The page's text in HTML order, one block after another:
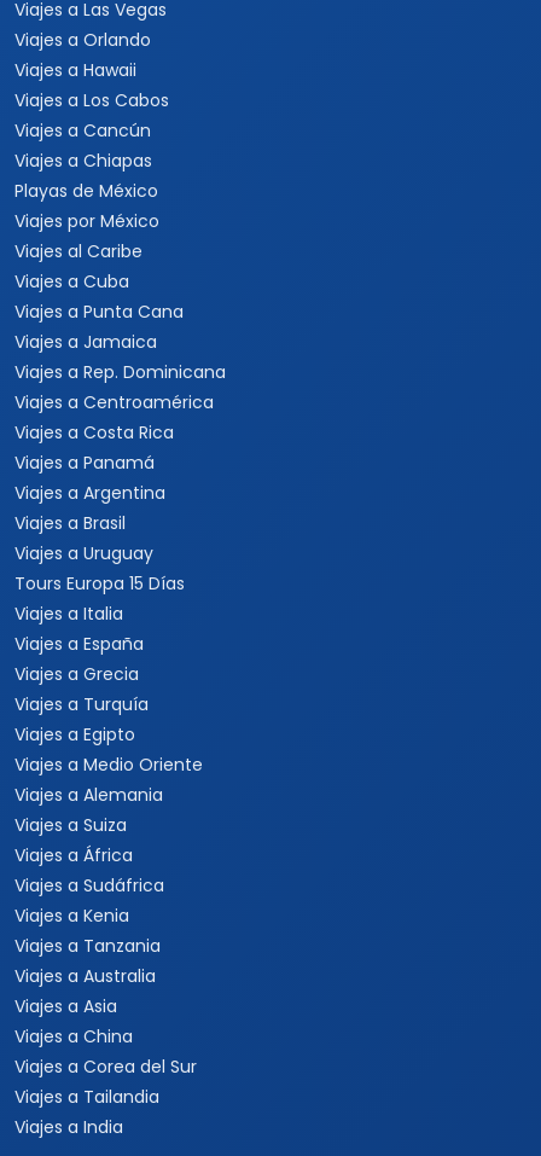
Viajes a Las Vegas
Viajes a Orlando
Viajes a Hawaii
Viajes a Los Cabos
Viajes a Cancún
Viajes a Chiapas
Playas de México
Viajes por México
Viajes al Caribe
Viajes a Cuba
Viajes a Punta Cana
Viajes a Jamaica
Viajes a Rep. Dominicana
Viajes a Centroamérica
Viajes a Costa Rica
Viajes a Panamá
Viajes a Argentina
Viajes a Brasil
Viajes a Uruguay
Tours Europa 15 Días
Viajes a Italia
Viajes a España
Viajes a Grecia
Viajes a Turquía
Viajes a Egipto
Viajes a Medio Oriente
Viajes a Alemania
Viajes a Suiza
Viajes a África
Viajes a Sudáfrica
Viajes a Kenia
Viajes a Tanzania
Viajes a Australia
Viajes a Asia
Viajes a China
Viajes a Corea del Sur
Viajes a Tailandia
Viajes a India